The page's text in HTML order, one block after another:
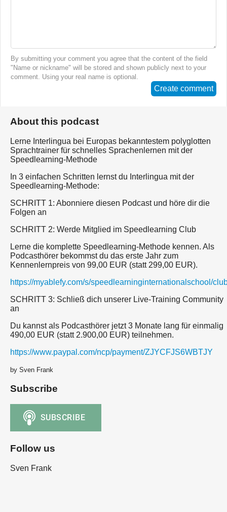
By submitting your comment you agree that the content of the field
"Name or nickname" will be stored and shown publicly next to your
comment. Using your real name is optional.
Create comment
About this podcast
Lerne Interlingua bei Europas bekanntestem polyglotten
Sprachtrainer für schnelles Sprachenlernen mit der
Speedlearning-Methode
In 3 einfachen Schritten lernst du Interlingua mit der
Speedlearning-Methode:
SCHRITT 1: Abonniere diesen Podcast und höre dir die
Folgen an
SCHRITT 2: Werde Mitglied im Speedlearning Club
Lerne die komplette Speedlearning-Methode kennen. Als
Podcasthörer bekommst du das erste Jahr zum
Kennenlernpreis von 99,00 EUR (statt 299,00 EUR).
https://myablefy.com/s/speedlearninginternationalschool/
SCHRITT 3: Schließ dich unserer Live-Training Community
an
Du kannst als Podcasthörer jetzt 3 Monate lang für einmalig
490,00 EUR (statt 2.900,00 EUR) teilnehmen.
https://www.paypal.com/ncp/payment/ZJYCFJS6WBTJY
by Sven Frank
Subscribe
Follow us
Sven Frank